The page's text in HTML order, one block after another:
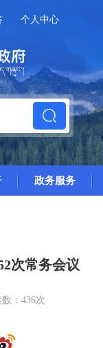
个人中心
政务服务
次常务会议
： 436次